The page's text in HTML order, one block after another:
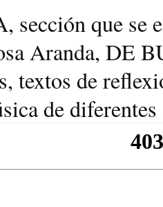
que se
Aranda, DE
textos de
de diferentes